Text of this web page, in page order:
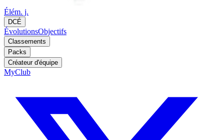
Élém. j.
DCÉ
ÉvolutionsObjectifs
Classements
Packs
Créateur d'équipe
MyClub